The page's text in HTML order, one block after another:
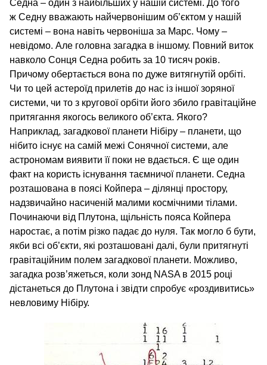
Седна – один з найбільших у нашій системі. До того
ж Седну вважають найчервонішим об’єктом у нашій
системі – вона навіть червоніша за Марс. Чому –
невідомо. Але головна загадка в іншому. Повний виток
навколо Сонця Седна робить за 10 тисяч років.
Причому обертається вона по дуже витягнутій орбіті.
Чи то цей астероїд прилетів до нас із іншої зоряної
системи, чи то з кругової орбіти його збило гравітаційне
притягання якогось великого об’єкта. Якого?
Наприклад, загадкової планети Нібіру – планети, що
нібито існує на самій межі Сонячної системи, але
астрономам виявити її поки не вдається. Є ще один
факт на користь існування таємничої планети. Седна
розташована в поясі Койпера – ділянці простору,
надзвичайно насиченій малими космічними тілами.
Починаючи від Плутона, щільність пояса Койпера
наростає, а потім різко падає до нуля. Так могло б бути,
якби всі об’єкти, які розташовані далі, були притягнуті
гравітаційним полем загадкової планети. Можливо,
загадка розв’яжеться, коли зонд NASA в 2015 році
дістанеться до Плутона і звідти спробує «роздивитись»
невловиму Нібіру.